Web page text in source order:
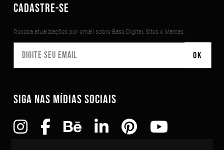
CADASTRE-SE
Receba atualizações por email sobre Base Digital, Sites e Marcas:
SIGA NAS MÍDIAS SOCIAIS